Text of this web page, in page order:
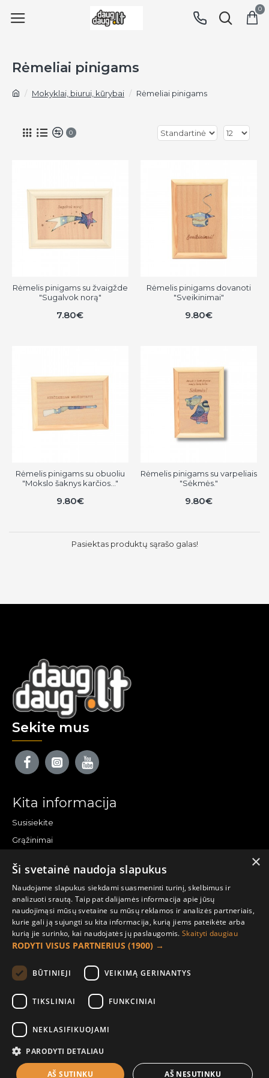
0
Mokyklai, biurui, kūrybai Rėmeliai pinigams
Rėmeliai pinigams
0
Rėmelis pinigams su žvaigžde
"Sugalvok norą"
7.80€
Rėmelis pinigams dovanoti
"Sveikinimai"
9.80€
Rėmelis pinigams su obuoliu
"Mokslo šaknys karčios..."
9.80€
Rėmelis pinigams su varpeliais
"Sėkmės."
9.80€
Pasiektas produktų sąrašo galas!
Sekite mus
Kita informacija
Susisiekite
Grąžinimai
Pirkėjo paskyra
Mano paskyra
Užsakymai
Naujienlaiškiai
Informacija užsakovui
Apie mus
Pristatymo informacija
Privatumo ir slapukų politika
Sąlygos ir taisyklės
FILTER PRODUCTS
×
Ši svetainė naudoja slapukus
Naudojame slapukus siekdami suasmeninti turinį, skelbimus ir
analizuoti srautą. Taip pat dalijamės informacija apie jūsų
naudojimąsi mūsų svetaine su mūsų reklamos ir analizės partneriais,
kurie gali ją sujungti su kita informacija, kurią jiems pateikėte arba
kurią jie surinko, kai naudojatės jų paslaugomis.Skaityti daugiau
RODYTI VISUS PARTNERIUS (1900) →
BŪTINIEJI VEIKIMĄ GERINANTYS
TIKSLINIAI FUNKCINIAI
NEKLASIFIKUOJAMI
PARODYTI DETALIAU
AŠ SUTINKU AŠ NESUTINKU